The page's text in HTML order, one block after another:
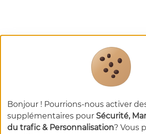
Bonjour ! Pourrions-nous activer
supplémentaires pour Sécurité,
du trafic & Personnalisation? Vous